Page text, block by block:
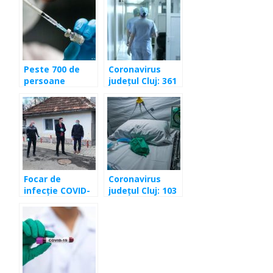
Peste 700 de
persoane
cauza Covid-19
în județul Cluj
Coronavirus
județul Cluj: 361
ultimele 24 de
ore
Focar de
infecție COVID-
localitate din
Cluj
Coronavirus
județul Cluj: 103